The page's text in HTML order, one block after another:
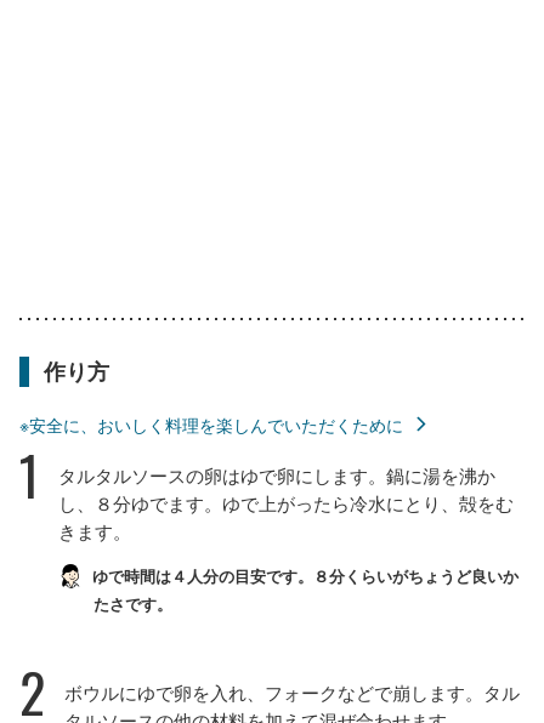
作り方
※安全に、おいしく料理を楽しんでいただくために
1
タルタルソースの卵はゆで卵にします。鍋に湯を沸か
し、８分ゆでます。ゆで上がったら冷水にとり、殻をむ
きます。
ゆで時間は４人分の目安です。８分くらいがちょうど良いか
たさです。
2
ボウルにゆで卵を入れ、フォークなどで崩します。タル